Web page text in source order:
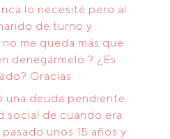
lo necesité pero al
de turno y
me queda más que
denegármelo ? ¿Es
Gracias
una deuda pendiente
social de cuando era
unos 15 años y